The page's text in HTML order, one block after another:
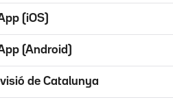
(iOS)
(Android)
de Catalunya